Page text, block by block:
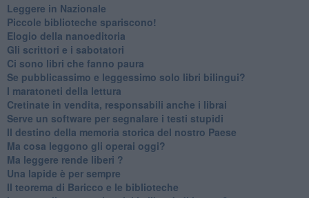
​Leggere in Nazionale
​Piccole biblioteche spariscono!
​Elogio della nanoeditoria
Gli scrittori e i sabotatori
Ci sono libri che fanno paura
Se pubblicassimo e leggessimo solo libri bilingui?
I maratoneti della lettura
Cretinate in vendita, responsabili anche i librai
Serve un software per segnalare i testi stupidi
​Il destino della memoria storica del nostro Paese
Ma cosa leggono gli operai oggi?
Ma leggere rende liberi ?
​Una lapide è per sempre
Il teorema di Baricco e le biblioteche